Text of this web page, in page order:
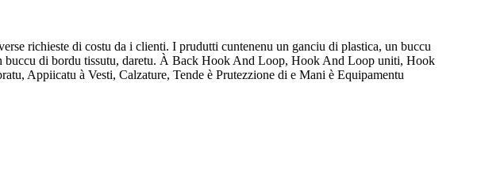
richieste di costu da i clienti. I prudutti cuntenenu un ganciu di plastica, un buccu
buccu di bordu tissutu, daretu. À Back Hook And Loop, Hook And Loop uniti, Hook
Appiicatu à Vesti, Calzature, Tende è Prutezzione di e Mani è Equipamentu